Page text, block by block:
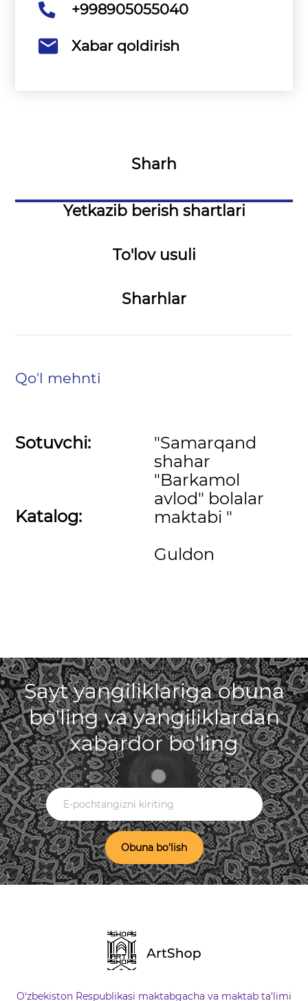
+998905055040
Xabar qoldirish
Sharh
Yetkazib berish shartlari
To'lov usuli
Sharhlar
Qo'l mehnti
Sotuvchi:
Katalog:
"Samarqand
shahar
"Barkamol
avlod" bolalar
maktabi "
Guldon
Sayt yangiliklariga obuna
bo'ling va yangiliklardan
xabardor bo'ling
Obuna bo'lish
O‘zbekiston Respublikasi maktabgacha va maktab ta'limi